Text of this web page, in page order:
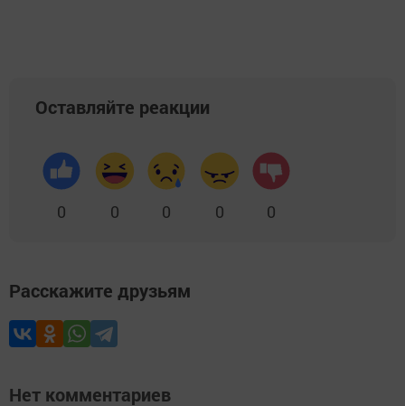
Оставляйте реакции
0 0 0 0 0
Расскажите друзьям
Нет комментариев